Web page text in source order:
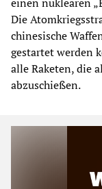
Die
chinesische
gestartet werden
alle Raketen, die
abzuschießen.